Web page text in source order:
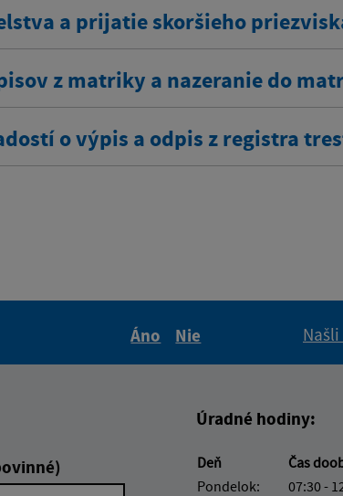
a prijatie skoršieho
z matriky a nazeranie do
o výpis a odpis z registra
Áno
Nie
Úradné hodiny:
Deň Čas
Pondelok:
07:30 -